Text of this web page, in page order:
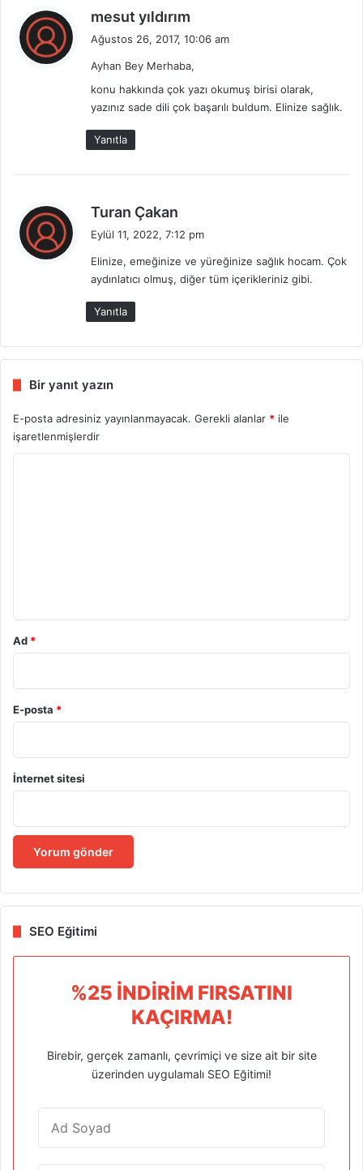
mesut yıldırım
i
k
Ağustos 26, 2017, 10:06 am
Ayhan Bey Merhaba,
konu hakkında çok yazı okumuş birisi olarak,
yazınız sade dili çok başarılı buldum. Elinize sağlık.
Yanıtla
Turan Çakan
i
k
Eylül 11, 2022, 7:12 pm
Elinize, emeğinize ve yüreğinize sağlık hocam. Çok
aydınlatıcı olmuş, diğer tüm içerikleriniz gibi.
Yanıtla
Bir yanıt yazın
E-posta adresiniz yayınlanmayacak. Gerekli alanlar * ile
işaretlenmişlerdir
Ad *
E-posta *
İnternet sitesi
SEO Eğitimi
%25 İNDIRIM FIRSATINI
KAÇIRMA!
Birebir, gerçek zamanlı, çevrimiçi ve size ait bir site
üzerinden uygulamalı SEO Eğitimi!